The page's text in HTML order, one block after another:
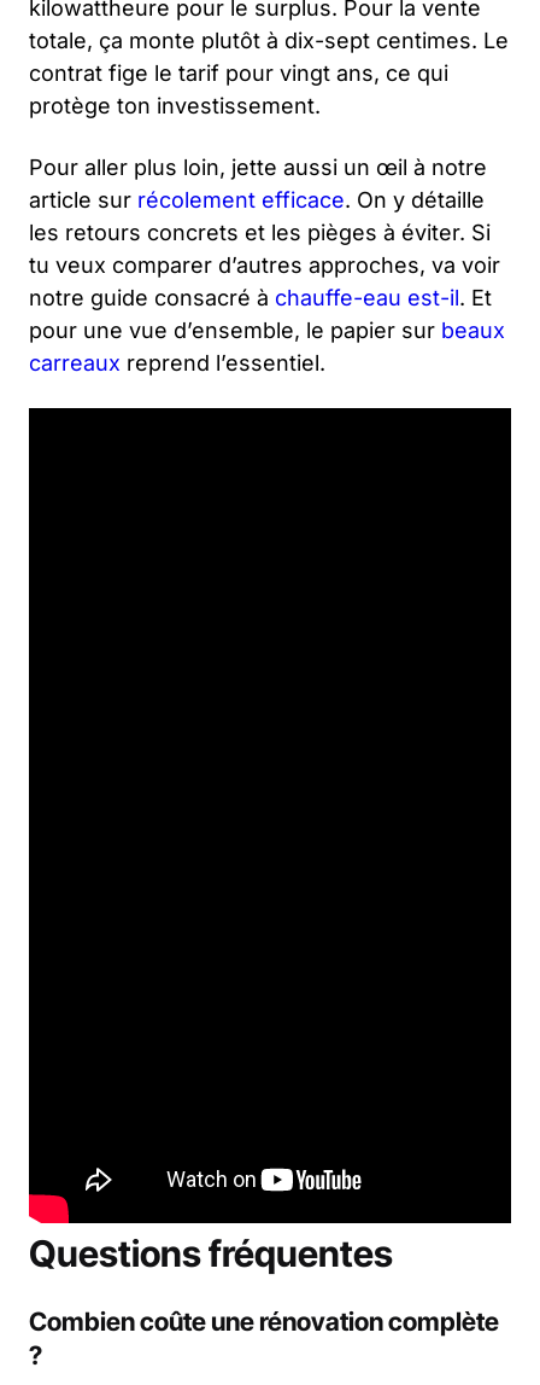
kilowattheure pour le surplus. Pour la vente
totale, ça monte plutôt à dix-sept centimes. Le
contrat fige le tarif pour vingt ans, ce qui
protège ton investissement.
Pour aller plus loin, jette aussi un œil à notre
article sur récolement efficace. On y détaille
les retours concrets et les pièges à éviter. Si
tu veux comparer d’autres approches, va voir
notre guide consacré à chauffe-eau est-il. Et
pour une vue d’ensemble, le papier sur beaux
carreaux reprend l’essentiel.
Questions fréquentes
Combien coûte une rénovation complète
?